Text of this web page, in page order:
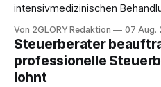
intensivmedizinischen
angewiesen ist, stellt sich für
Frage: Muss die Versorgung
oder ist ein Leben zu Hause
Intensivpflege bietet genau
Von 2GLORY Redaktion 07 Aug.
Steuerberater
professionelle
lohnt